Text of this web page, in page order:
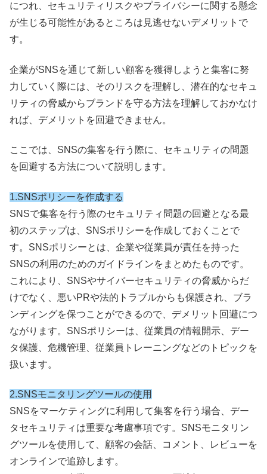
につれ、セキュリティリスクやプライバシーに関する懸念
が生じる可能性があるところは見逃せないデメリットで
す。
企業がSNSを通じて新しい顧客を獲得しようと集客に努
力していく際には、そのリスクを理解し、潜在的なセキュ
リティの脅威からブランドを守る方法を理解しておかなけ
れば、デメリットを回避できません。
ここでは、SNSの集客を行う際に、セキュリティの問題
を回避する方法について説明します。
1.SNSポリシーを作成する
SNSで集客を行う際のセキュリティ問題の回避となる最
初のステップは、SNSポリシーを作成しておくことで
す。SNSポリシーとは、企業や従業員が責任を持った
SNSの利用のためのガイドラインをまとめたものです。
これにより、SNSやサイバーセキュリティの脅威からだ
けでなく、悪いPRや法的トラブルからも保護され、ブラ
ンディングを保つことができるので、デメリット回避につ
ながります。SNSポリシーは、従業員の情報開示、デー
タ保護、危機管理、従業員トレーニングなどのトピックを
扱います。
2.SNSモニタリングツールの使用
SNSをマーケティングに利用して集客を行う場合、デー
タセキュリティは重要な考慮事項です。SNSモニタリン
グツールを使用して、顧客の会話、コメント、レビューを
オンラインで追跡します。